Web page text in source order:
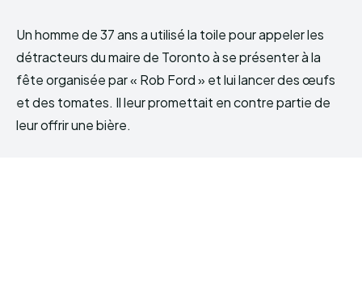
Un homme de 37 ans a utilisé la toile pour appeler les
détracteurs du maire de Toronto à se présenter à la
fête organisée par « Rob Ford » et lui lancer des œufs
et des tomates. Il leur promettait en contre partie de
leur offrir une bière.